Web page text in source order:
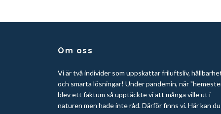
Om oss
Vi är två individer som uppskattar friluftsliv,
och smarta lösningar! Under pandemin, när
blev ett faktum så upptäckte vi att många ville ut i
naturen men hade inte råd. Därför finns vi. Här kan du